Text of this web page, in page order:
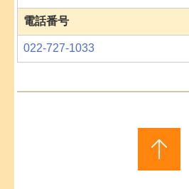
電話番号
022-727-1033